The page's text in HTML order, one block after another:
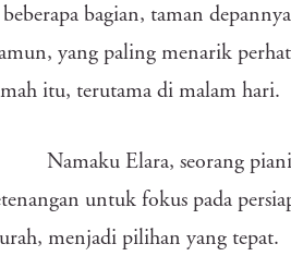
bagian, taman
yang paling menarik
itu, terutama di malam hari.
Namaku Elara, seorang
untuk fokus pada
menjadi pilihan yang tepat.